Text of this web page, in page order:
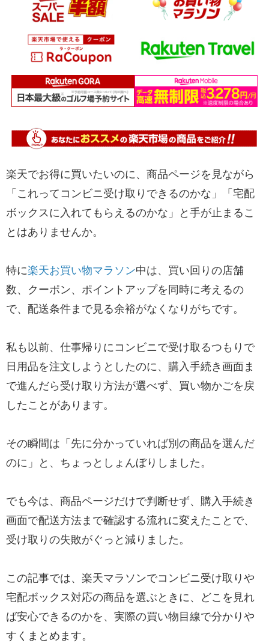
楽天でお得に買いたいのに、商品ページを見ながら
「これってコンビニ受け取りできるのかな」「宅配
ボックスに入れてもらえるのかな」と手が止まるこ
とはありませんか。
特に楽天お買い物マラソン中は、買い回りの店舗
数、クーポン、ポイントアップを同時に考えるの
で、配送条件まで見る余裕がなくなりがちです。
私も以前、仕事帰りにコンビニで受け取るつもりで
日用品を注文しようとしたのに、購入手続き画面ま
で進んだら受け取り方法が選べず、買い物かごを戻
したことがあります。
その瞬間は「先に分かっていれば別の商品を選んだ
のに」と、ちょっとしょんぼりしました。
でも今は、商品ページだけで判断せず、購入手続き
画面で配送方法まで確認する流れに変えたことで、
受け取りの失敗がぐっと減りました。
この記事では、楽天マラソンでコンビニ受け取りや
宅配ボックス対応の商品を選ぶときに、どこを見れ
ば安心できるのかを、実際の買い物目線で分かりや
すくまとめます。